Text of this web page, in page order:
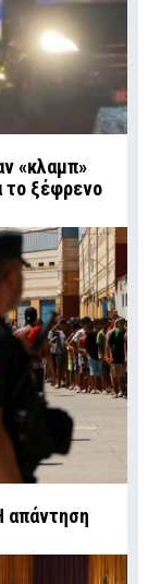
«κλαμπ»
το ξέφρενο
απάντηση